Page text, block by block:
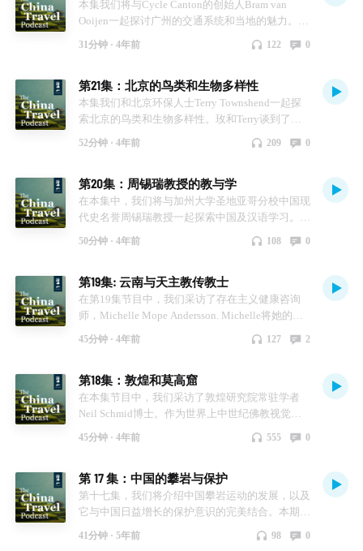
本集我们将与Cycle Canton的创始人Bram van
Ooijen一起探讨广州的交通系统和当地的魅力。你
式！
31分钟 · 4年前 122 0
第21集：北京的鸟类和生物多样性
本集我们和北京环保人士Terry Townshend一起探
索北京的鸟类和生物多样性。玫和Terry谈到了引
领域日益增强的保护意识。
52分钟 · 4年前 209 0
第20集：周锡瑞教授的教与学
在本集中，我们将与加州大学圣地亚哥分校中国现
代史名誉周锡瑞教授一起探索中国及汉语学习。玫
凌、严酷的科举考试背后的历史和现代意义等一系
50分钟 · 4年前 108 0
第19集: 云南与天主教传教士
在第19集节目中，我们采访了存在主义健康咨询
师，Michelle Mope Andersson. Michelle将她的专
庄留下印记的天主教传教士的历史，常驻北京的她
获得的来源——游记、学术界，当然还有当地居民
的口述——了解他们的历史。
45分钟 · 4年前 127 2
第18集：敦煌和莫高窟
在本集节目中，我们采访了敦煌研究院常驻学者
Neil Schmid博士。作为世界上中世纪佛教视觉文
义, 并我们推荐了在这个城市里应该看什么、做什
45分钟 · 4年前 555 0
第 17 集：中国的攀岩与保护
第十七集，我们将介绍中国攀岩运动的发展，以及
它与中国日益增长的保护意识的完美结合。本期节
Moseley。
41分钟 · 5年前 98 0